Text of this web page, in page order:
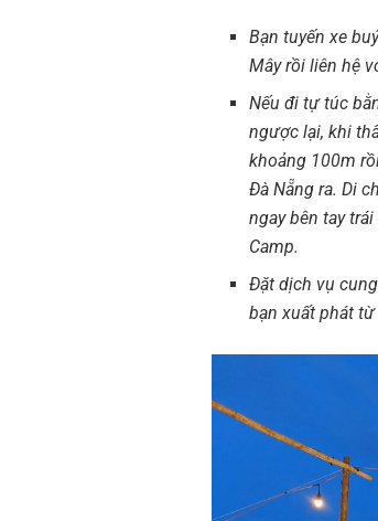
Bạn tuyến xe
Mây rồi liên hệ
Nếu đi tự túc
ngược lại, khi
khoảng 100m
Đà Nẵng ra. Di
ngay bên tay
Camp.
Đặt dịch vụ
bạn xuất phát từ